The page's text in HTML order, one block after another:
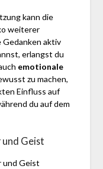
kann die
weiterer
Gedanken aktiv
erlangst du
emotionale
zu machen,
Einfluss auf
du auf dem
und Geist
und Geist